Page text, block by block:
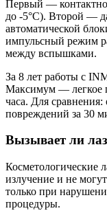
Первый —
до -5°С). Второй —
автоматической
импульсный режим
между вспышками.
За 8 лет работы с
Максимум — легкое
часа. Для
повреждений за 30
Вызывает ли
Косметологические
излучение и не
только при
процедуры.